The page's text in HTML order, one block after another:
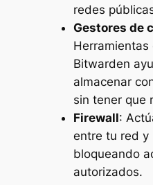
redes
Gestores de
Herramientas
Bitwarden
almacenar
sin tener que
Firewall:
entre tu red y
bloqueando
autorizados.